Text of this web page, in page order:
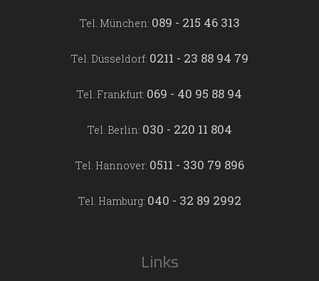
Tel. München: 089 - 215 46 313
Tel. Düsseldorf: 0211 - 23 88 94 79
Tel. Frankfurt: 069 - 40 95 88 94
Tel. Berlin: 030 - 220 11 804
Tel. Hannover: 0511 - 330 79 896
Tel. Hamburg: 040 - 32 89 2992
Links